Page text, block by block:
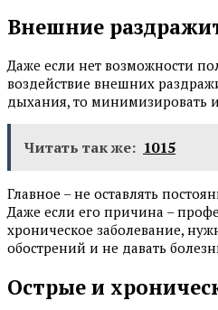
Внешние
Даже если нет возможности
воздействие внешних
дыхания, то минимизировать
Читать так же: 1015
Главное – не оставлять
Даже если его причина –
хроническое заболевание,
обострений и не давать
Острые и